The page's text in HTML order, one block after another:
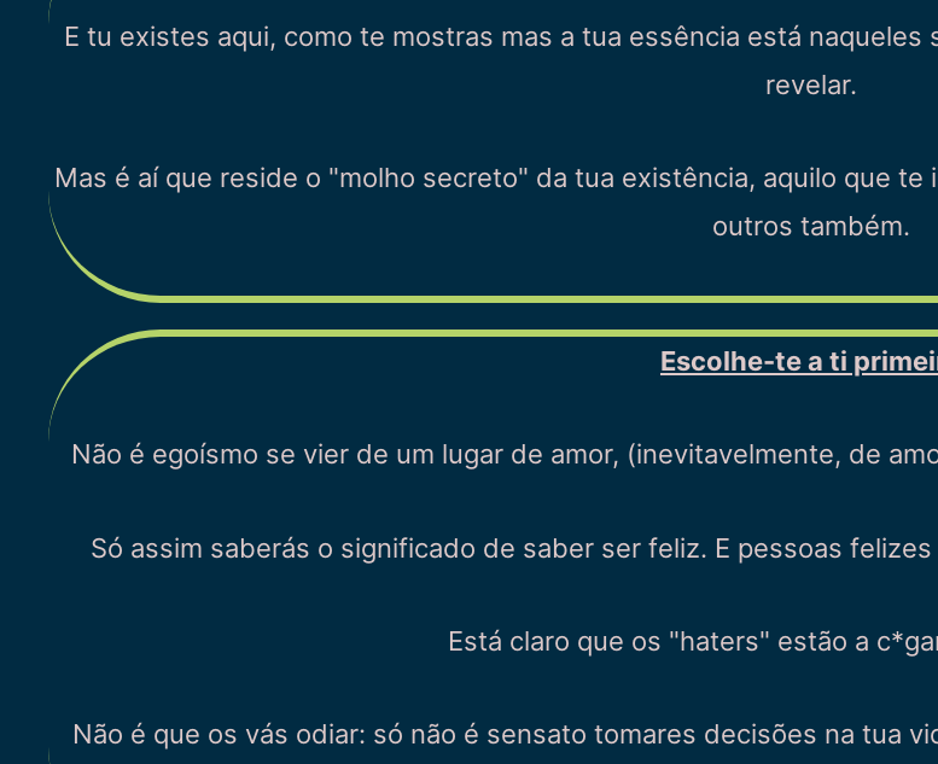
E tu existes aqui, como te mostras mas a tua essência está
revelar.
Mas é aí que reside o "molho secreto" da tua existência, aquilo que
outros também.
Escolhe-te a ti
Não é egoísmo se vier de um lugar de amor, (inevitavelmente, de
Só assim saberás o significado de saber ser feliz. E pessoas
Está claro que os "haters" estão a
Não é que os vás odiar: só não é sensato tomares decisões na tua